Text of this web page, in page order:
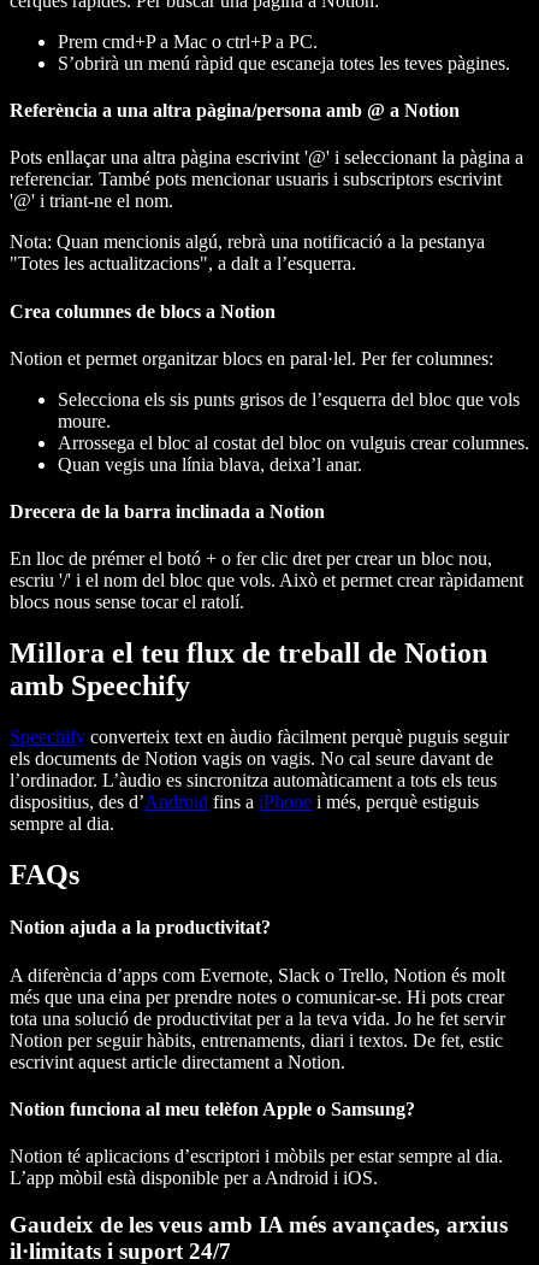
Prem cmd+P a Mac o ctrl+P a PC.
S’obrirà un menú ràpid que escaneja totes les teves pàgines.
Referència a una altra pàgina/persona amb @ a Notion
Pots enllaçar una altra pàgina escrivint '@' i seleccionant la pàgina a
referenciar. També pots mencionar usuaris i subscriptors escrivint
'@' i triant-ne el nom.
Nota: Quan mencionis algú, rebrà una notificació a la pestanya
"Totes les actualitzacions", a dalt a l’esquerra.
Crea columnes de blocs a Notion
Notion et permet organitzar blocs en paral·lel. Per fer columnes:
Selecciona els sis punts grisos de l’esquerra del bloc que vols
moure.
Arrossega el bloc al costat del bloc on vulguis crear columnes.
Quan vegis una línia blava, deixa’l anar.
Drecera de la barra inclinada a Notion
En lloc de prémer el botó + o fer clic dret per crear un bloc nou,
escriu '/' i el nom del bloc que vols. Això et permet crear ràpidament
blocs nous sense tocar el ratolí.
Millora el teu flux de treball de Notion
amb Speechify
Speechify converteix text en àudio fàcilment perquè puguis seguir
els documents de Notion vagis on vagis. No cal seure davant de
l’ordinador. L’àudio es sincronitza automàticament a tots els teus
dispositius, des d’Android fins a iPhone i més, perquè estiguis
sempre al dia.
FAQs
Notion ajuda a la productivitat?
A diferència d’apps com Evernote, Slack o Trello, Notion és molt
més que una eina per prendre notes o comunicar-se. Hi pots crear
tota una solució de productivitat per a la teva vida. Jo he fet servir
Notion per seguir hàbits, entrenaments, diari i textos. De fet, estic
escrivint aquest article directament a Notion.
Notion funciona al meu telèfon Apple o Samsung?
Notion té aplicacions d’escriptori i mòbils per estar sempre al dia.
L’app mòbil està disponible per a Android i iOS.
Gaudeix de les veus amb IA més avançades, arxius
il·limitats i suport 24/7